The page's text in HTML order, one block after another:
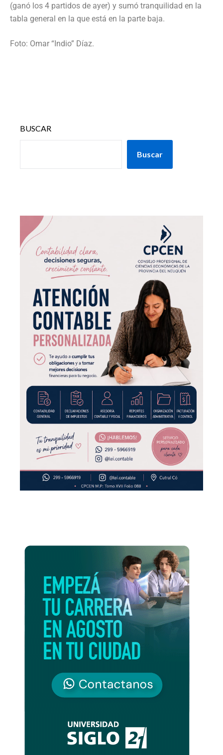
(ganó los 4 partidos de ayer) y sumó tranquilidad en la
tabla general en la que está en la parte baja.
Foto: Omar “Indio” Díaz.
BUSCAR
Buscar